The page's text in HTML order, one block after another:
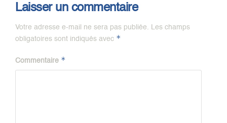
Laisser un commentaire
Votre adresse e-mail ne sera pas publiée.
Les champs
obligatoires sont indiqués avec *
Commentaire *